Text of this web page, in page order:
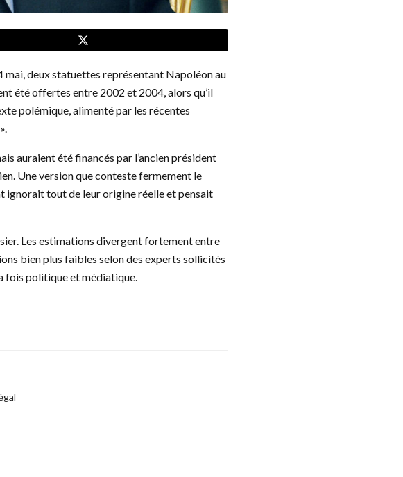
mai, deux statuettes représentant Napoléon au
été offertes entre 2002 et 2004, alors qu’il
polémique, alimenté par les récentes
auraient été financés par l’ancien président
Une version que conteste fermement le
ignorait tout de leur origine réelle et pensait
Les estimations divergent fortement entre
bien plus faibles selon des experts sollicités
fois politique et médiatique.